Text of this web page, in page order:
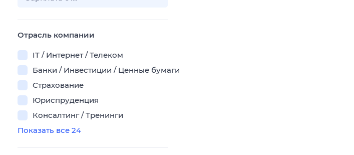
Отрасль компании
IT / Интернет / Телеком
Банки / Инвестиции / Ценные бумаги
Страхование
Юриспруденция
Консалтинг / Тренинги
Показать все 24